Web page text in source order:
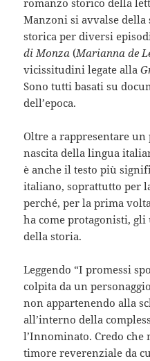
Manzoni si avvalse
storica per diversi
di Monza (Marianna de
vicissitudini legate alla
Sono tutti basati su
dell’epoca.
Oltre a rappresentare un
nascita della lingua
è anche il testo più
italiano, soprattutto per
perché, per la prima
ha come protagonisti,
della storia.
Leggendo “I promessi
colpita da un
non appartenendo alla
all’interno della
l’Innominato. Credo
timore reverenziale da